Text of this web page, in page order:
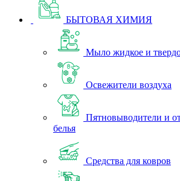
БЫТОВАЯ ХИМИЯ
Мыло жидкое и
Освежители воздуха
Пятновыводители и
белья
Средства для ковров